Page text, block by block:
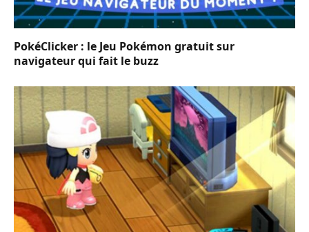
PokéClicker : le Jeu Pokémon gratuit sur
navigateur qui fait le buzz